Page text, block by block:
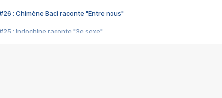
#26 : Chimène Badi raconte "Entre nous"
#25 : Indochine raconte "3e sexe"